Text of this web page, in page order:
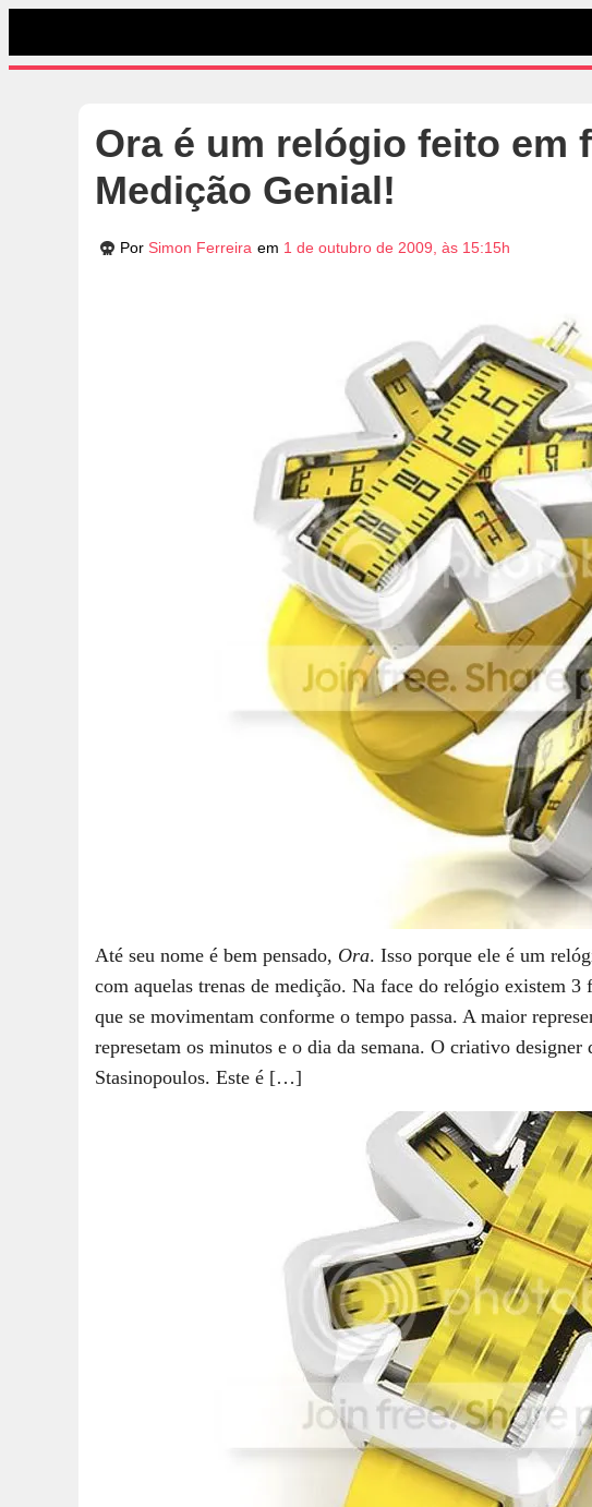
Ora é um relógio feito em
Medição Genial!
Por Simon Ferreira em 1 de outubro de 2009, às 15:15h
Até seu nome é bem pensado, Ora. Isso porque ele é um
com aquelas trenas de medição. Na face do relógio existem 3
que se movimentam conforme o tempo passa. A maior
represetam os minutos e o dia da semana. O criativo
Stasinopoulos. Este é […]